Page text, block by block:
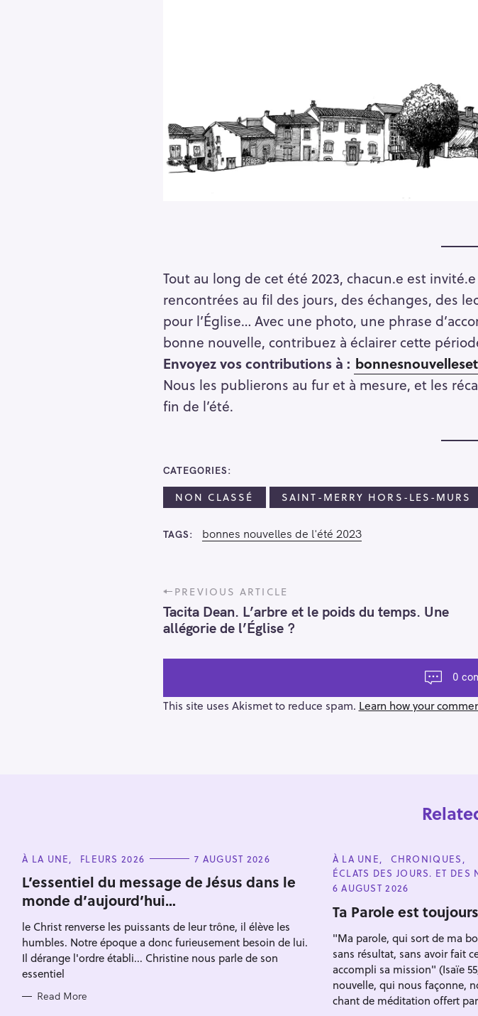
Tout au long de cet été 2023, chacun.e est
rencontrées au fil des jours, des échanges, des
pour l’Église… Avec une photo, une phrase
bonne nouvelle, contribuez à éclairer cette
Envoyez vos contributions à :
Nous les publierons au fur et à mesure, et les
fin de l’été.
CATEGORIES
NON CLASSÉ SAINT-MERRY HORS-LES-MURS
TAGS bonnes nouvelles de l'été 2023
P
o
s
t
n
v
i
PREVIOUS ARTICLE
Tacita Dean. L’arbre et le poids du temps. Une
allégorie de l’Église ?
0
This site uses Akismet to reduce spam. Learn how your
C
T
E
G
O
I
E
S
À LA UNE FLEURS 2026 7 AUGUST 2026
L’essentiel du message de Jésus dans le
monde d’aujourd’hui…
le Christ renverse les puissants de leur trône, il élève les
humbles. Notre époque a donc furieusement besoin de lui.
Il dérange l'ordre établi... Christine nous parle de son
essentiel
Read More
C
A
T
E
O
R
E
À LA UNE
CHRONIQUES
ÉCLATS DES JOURS. ET DES
6 AUGUST 2026
Ta Parole est
"Ma parole, qui sort de ma
sans résultat, sans avoir fait
accompli sa mission" (Isaïe
nouvelle, qui nous façonne,
chant de méditation offert